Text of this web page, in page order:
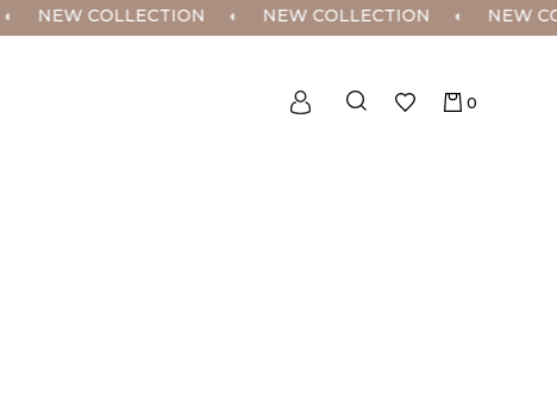
NEW COLLECTION ◐ NEW COLLECTION ◐ NEW
0